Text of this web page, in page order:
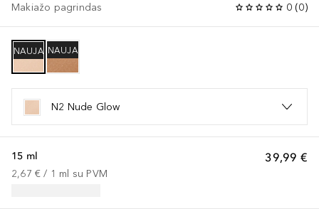
Makiažo pagrindas 0 (0)
NAUJA NAUJA
N2 Nude Glow
39,99 €
15 ml
2,67 € / 1 ml su PVM